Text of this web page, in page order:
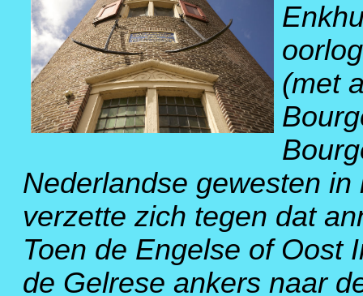
(met
Nederlandse gewesten
verzette zich tegen dat
Toen de Engelse of Oost
de Gelrese ankers naar